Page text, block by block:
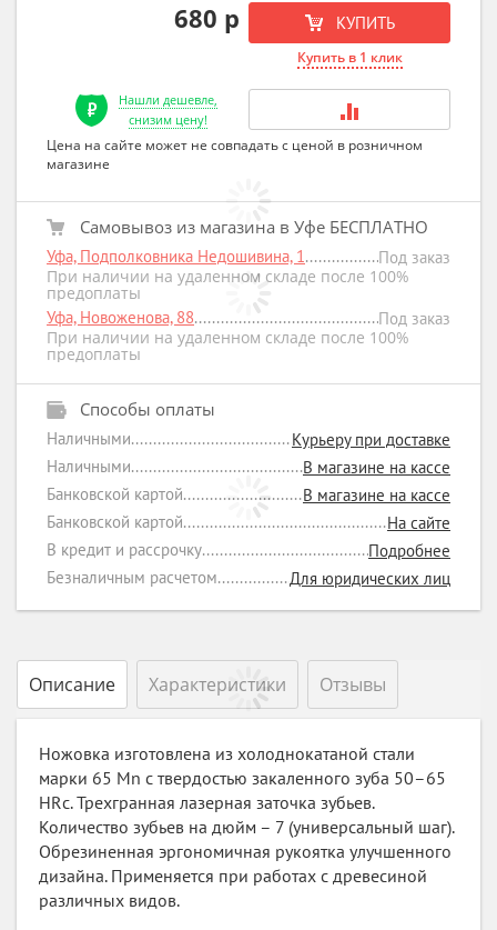
680 р КУПИТЬ
Купить в 1 клик
Нашли дешевле,
снизим цену!
Цена на сайте может не совпадать с ценой в розничном
магазине
Самовывоз из магазина в Уфе БЕСПЛАТНО
Уфа, Подполковника Недошивина, 1
Под заказ
При наличии на удаленном складе после 100%
предоплаты
Уфа, Новоженова, 88
Под заказ
При наличии на удаленном складе после 100%
предоплаты
Способы оплаты
Наличными
Курьеру при доставке
Наличными
В магазине на кассе
Банковской картой
В магазине на кассе
Банковской картой
На сайте
В кредит и рассрочку
Подробнее
Безналичным расчетом
Для юридических лиц
Описание Характеристики Отзывы
Ножовка изготовлена из холоднокатаной стали
марки 65 Mn с твердостью закаленного зуба 50–65
HRс. Трехгранная лазерная заточка зубьев.
Количество зубьев на дюйм – 7 (универсальный шаг).
Обрезиненная эргономичная рукоятка улучшенного
дизайна. Применяется при работах с древесиной
различных видов.